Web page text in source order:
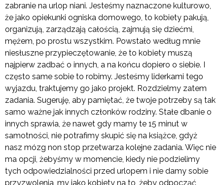
zabranie na urlop niani. Jesteśmy naznaczone kulturowo,
że jako opiekunki ogniska domowego, to kobiety pakują,
organizują, zarządzają całością, zajmują się dziećmi,
mężem, po prostu wszystkim. Powstało według mnie
niesłuszne przypieczętowanie, że to kobiety muszą
najpierw zadbać o innych, a na końcu dopiero o siebie. I
często same sobie to robimy. Jesteśmy liderkami tego
wyjazdu, traktujemy go jako projekt. Rozdzielmy zatem
zadania. Sugeruję, aby pamiętać, że twoje potrzeby są tak
samo ważne jak innych członków rodziny. Stałe dbanie o
innych sprawia, że nawet gdy mamy te 15 minut w
samotności, nie potrafimy skupić się na książce, gdyż
nasz mózg non stop przetwarza kolejne zadania. Więc nie
ma opcji, żebyśmy w momencie, kiedy nie podzielimy
tych odpowiedzialności przed urlopem i nie damy sobie
przyzwolenia, my jako kobiety na to, żeby odpocząć,